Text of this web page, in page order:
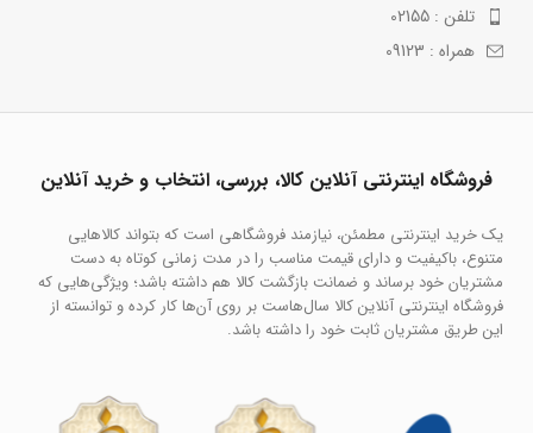
تلفن : 02155
همراه : 09123
فروشگاه اینترنتی آنلاین کالا، بررسی، انتخاب و خرید آنلاین
یک خرید اینترنتی مطمئن، نیازمند فروشگاهی است که بتواند کالاهایی
متنوع، باکیفیت و دارای قیمت مناسب را در مدت زمانی کوتاه به دست
مشتریان خود برساند و ضمانت بازگشت کالا هم داشته باشد؛ ویژگی‌هایی که
فروشگاه اینترنتی آنلاین کالا سال‌هاست بر روی آن‌ها کار کرده و توانسته از
این طریق مشتریان ثابت خود را داشته باشد.